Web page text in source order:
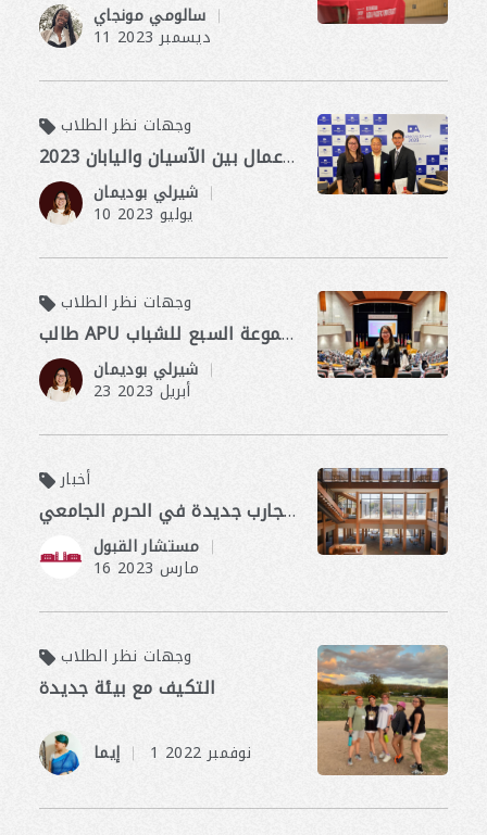
سالومي مونجاي
11 ديسمبر 2023
وجهات نظر الطلاب
تمثيل الاتحاد البرلماني العربي لمشاركة أصوات الشباب في أسبوع الأعمال بين الآسيان واليابان 2023
شيرلي بوديمان
10 يوليو 2023
وجهات نظر الطلاب
طالب APU كمراقب ضيف في قمة مجموعة السبع للشباب
شيرلي بوديمان
23 أبريل 2023
أخبار
عام جديد، تجارب جديدة في الحرم الجامعي
مستشار القبول
16 مارس 2023
وجهات نظر الطلاب
التكيف مع بيئة جديدة
إيما 1 نوفمبر 2022